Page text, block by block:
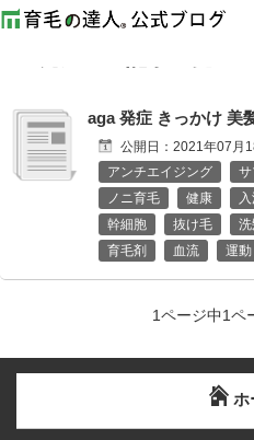
トップ タグ：発症
aga 発症 きっかけ 美
公開日： 2021年07月
アンチエイジング
サ
ノニ育毛
健康
幹細胞
抜け毛
育毛剤
血流 運動
1ページ中1ペ
ホ